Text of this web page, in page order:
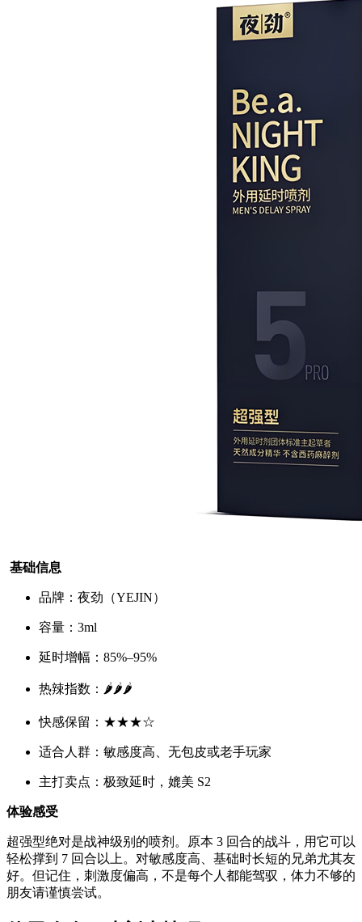
基础信息
品牌：夜劲（YEJIN）
容量：3ml
延时增幅：85%–95%
热辣指数：🌶️🌶️🌶️
快感保留：★★★☆
适合人群：敏感度高、无包皮或老手玩家
主打卖点：极致延时，媲美 S2
体验感受
超强型绝对是战神级别的喷剂。原本 3 回合的战斗，用它可以
轻松撑到 7 回合以上。对敏感度高、基础时长短的兄弟尤其友
好。但记住，刺激度偏高，不是每个人都能驾驭，体力不够的
朋友请谨慎尝试。